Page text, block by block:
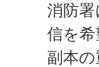
消防
信を
副本